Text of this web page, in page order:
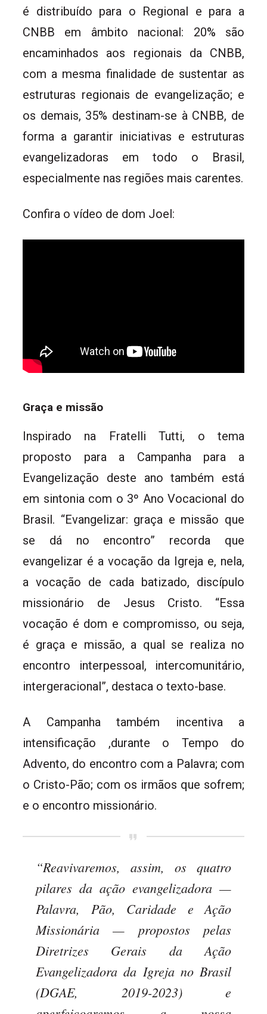
é distribuído para o Regional e para a
CNBB em âmbito nacional: 20% são
encaminhados aos regionais da CNBB,
com a mesma finalidade de sustentar as
estruturas regionais de evangelização; e
os demais, 35% destinam-se à CNBB, de
forma a garantir iniciativas e estruturas
evangelizadoras em todo o Brasil,
especialmente nas regiões mais carentes.
Confira o vídeo de dom Joel:
Graça e missão
Inspirado na Fratelli Tutti, o tema
proposto para a Campanha para a
Evangelização deste ano também está
em sintonia com o 3º Ano Vocacional do
Brasil. “Evangelizar: graça e missão que
se dá no encontro” recorda que
evangelizar é a vocação da Igreja e, nela,
a vocação de cada batizado, discípulo
missionário de Jesus Cristo. “Essa
vocação é dom e compromisso, ou seja,
é graça e missão, a qual se realiza no
encontro interpessoal, intercomunitário,
intergeracional”, destaca o texto-base.
A Campanha também incentiva a
intensificação ,durante o Tempo do
Advento, do encontro com a Palavra; com
o Cristo-Pão; com os irmãos que sofrem;
e o encontro missionário.
“Reavivaremos, assim, os quatro
pilares da ação evangelizadora —
Palavra, Pão, Caridade e Ação
Missionária — propostos pelas
Diretrizes Gerais da Ação
Evangelizadora da Igreja no Brasil
(DGAE, 2019-2023) e